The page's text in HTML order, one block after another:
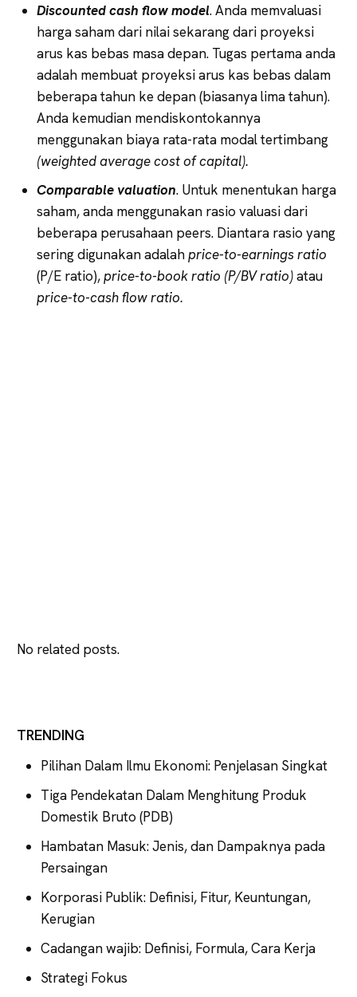
Discounted cash flow model. Anda memvaluasi
harga saham dari nilai sekarang dari proyeksi
arus kas bebas masa depan. Tugas pertama anda
adalah membuat proyeksi arus kas bebas dalam
beberapa tahun ke depan (biasanya lima tahun).
Anda kemudian mendiskontokannya
menggunakan biaya rata-rata modal tertimbang
(weighted average cost of capital).
Comparable valuation. Untuk menentukan harga
saham, anda menggunakan rasio valuasi dari
beberapa perusahaan peers. Diantara rasio yang
sering digunakan adalahprice-to-earnings ratio
(P/E ratio),price-to-book ratio (P/BV ratio)atau
price-to-cash flow ratio.
No related posts.
TRENDING
Pilihan Dalam Ilmu Ekonomi: Penjelasan Singkat
Tiga Pendekatan Dalam Menghitung Produk
Domestik Bruto (PDB)
Hambatan Masuk: Jenis, dan Dampaknya pada
Persaingan
Korporasi Publik: Definisi, Fitur, Keuntungan,
Kerugian
Cadangan wajib: Definisi, Formula, Cara Kerja
Strategi Fokus